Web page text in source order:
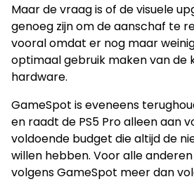
Maar de vraag is of de visuele
genoeg zijn om de aanschaf te
vooral omdat er nog maar
optimaal gebruik maken van de
hardware.
GameSpot is eveneens
en raadt de PS5 Pro alleen aan
voldoende budget die altijd de
willen hebben. Voor alle
volgens GameSpot meer dan